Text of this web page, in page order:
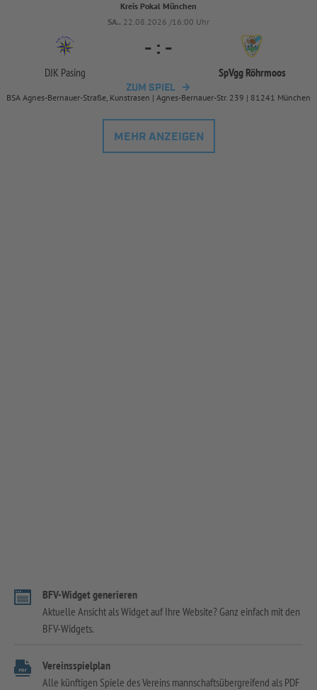
Kreis Pokal München
SA.. 22.08.2026 /16:00 Uhr
DJK Pasing
- : -
SpVgg Röhrmoos
ZUM SPIEL
BSA Agnes-Bernauer-Straße, Kunstrasen | Agnes-Bernauer-Str. 239 | 81241 München
MEHR ANZEIGEN
BFV-Widget generieren
Aktuelle Ansicht als Widget auf Ihre Website? Ganz einfach mit den
BFV-Widgets.
Vereinsspielplan
Alle künftigen Spiele des Vereins mannschaftsübergreifend als PDF